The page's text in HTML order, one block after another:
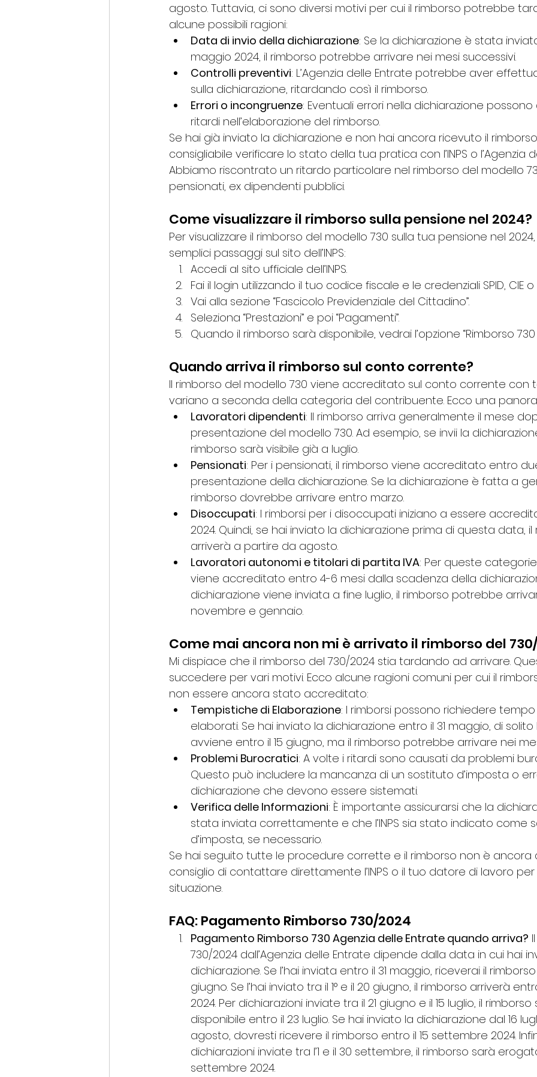
agosto. Tuttavia, ci sono diversi motivi per cui il rimborso potrebbe
alcune possibili ragioni:
Data di invio della dichiarazione: Se la dichiarazione è stata
maggio 2024, il rimborso potrebbe arrivare nei mesi successivi.
Controlli preventivi: L’Agenzia delle Entrate potrebbe aver
sulla dichiarazione, ritardando così il rimborso.
Errori o incongruenze: Eventuali errori nella dichiarazione
ritardi nell’elaborazione del rimborso.
Se hai già inviato la dichiarazione e non hai ancora ricevuto il
consigliabile verificare lo stato della tua pratica con l’INPS o l’Agenzia
Abbiamo riscontrato un ritardo particolare nel rimborso del modello
pensionati, ex dipendenti pubblici.
Come visualizzare il rimborso sulla pensione nel 2024?
Per visualizzare il rimborso del modello 730 sulla tua pensione nel
semplici passaggi sul sito dell’INPS:
Accedi al sito ufficiale dell’INPS.
Fai il login utilizzando il tuo codice fiscale e le credenziali SPID, CIE o
Vai alla sezione “Fascicolo Previdenziale del Cittadino”.
Seleziona “Prestazioni” e poi “Pagamenti”.
Quando il rimborso sarà disponibile, vedrai l’opzione “Rimborso 730
Quando arriva il rimborso sul conto corrente?
Il rimborso del modello 730 viene accreditato sul conto corrente con
variano a seconda della categoria del contribuente. Ecco una
Lavoratori dipendenti: Il rimborso arriva generalmente il mese
presentazione del modello 730. Ad esempio, se invii la
rimborso sarà visibile già a luglio.
Pensionati: Per i pensionati, il rimborso viene accreditato entro
presentazione della dichiarazione. Se la dichiarazione è fatta a
rimborso dovrebbe arrivare entro marzo.
Disoccupati: I rimborsi per i disoccupati iniziano a essere
2024. Quindi, se hai inviato la dichiarazione prima di questa data, il
arriverà a partire da agosto.
Lavoratori autonomi e titolari di partita IVA: Per queste
viene accreditato entro 4-6 mesi dalla scadenza della
dichiarazione viene inviata a fine luglio, il rimborso potrebbe
novembre e gennaio.
Come mai ancora non mi è arrivato il rimborso del
Mi dispiace che il rimborso del 730/2024 stia tardando ad arrivare.
succedere per vari motivi. Ecco alcune ragioni comuni per cui il
non essere ancora stato accreditato:
Tempistiche di Elaborazione: I rimborsi possono richiedere
elaborati. Se hai inviato la dichiarazione entro il 31 maggio, di solito
avviene entro il 15 giugno, ma il rimborso potrebbe arrivare nei
Problemi Burocratici: A volte i ritardi sono causati da problemi
Questo può includere la mancanza di un sostituto d’imposta o
dichiarazione che devono essere sistemati.
Verifica delle Informazioni: È importante assicurarsi che la
stata inviata correttamente e che l’INPS sia stato indicato come
d’imposta, se necessario.
Se hai seguito tutte le procedure corrette e il rimborso non è ancora
consiglio di contattare direttamente l’INPS o il tuo datore di lavoro
situazione.
FAQ: Pagamento Rimborso 730/2024
Pagamento Rimborso 730 Agenzia delle Entrate quando arriva?
730/2024 dall’Agenzia delle Entrate dipende dalla data in cui hai
dichiarazione. Se l’hai inviata entro il 31 maggio, riceverai il
giugno. Se l’hai inviato tra il 1° e il 20 giugno, il rimborso arriverà
2024. Per dichiarazioni inviate tra il 21 giugno e il 15 luglio, il rimborso
disponibile entro il 23 luglio. Se hai inviato la dichiarazione dal 16
agosto, dovresti ricevere il rimborso entro il 15 settembre 2024.
dichiarazioni inviate tra l’1 e il 30 settembre, il rimborso sarà
settembre 2024.